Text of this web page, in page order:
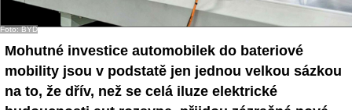
Foto: BYD
Mohutné investice automobilek do bateriové
mobility jsou v podstatě jen jednou velkou sázkou
na to, že dřív, než se celá iluze elektrické